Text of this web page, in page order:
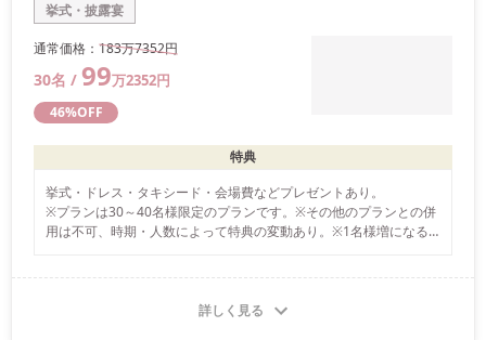
挙式・披露宴
通常価格： 183万7352円
30名 / 99万2352円
46%OFF
特典
挙式・ドレス・タキシード・会場費などプレゼントあり。
※プランは30～40名様限定のプランです。※その他のプランとの併
用は不可、時期・人数によって特典の変動あり。※1名様増になる
詳しく見る